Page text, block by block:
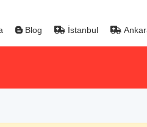
Blog İstanbul